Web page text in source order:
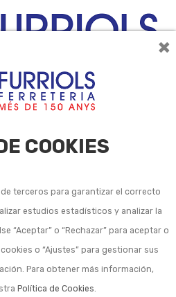
×
COOKIES
terceros para garantizar el correcto
estudios estadísticos y analizar la
“Aceptar” o “Rechazar” para aceptar o
o “Ajustes” para gestionar sus
Para obtener más información,
Política de Cookies.
alcayatas y